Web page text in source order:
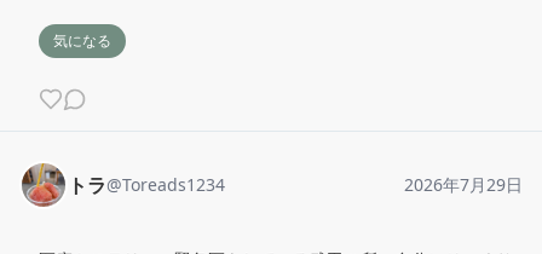
気になる
トラ@Toreads1234 2026年7月29日